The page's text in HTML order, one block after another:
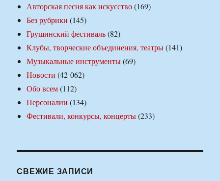
Авторская песня как искусство(169)
Без рубрики (145)
Грушинский фестиваль(82)
Клубы, творческие объединения, театры(141)
Музыкальные инструменты(69)
Новости (42 062)
Обо всем(112)
Персоналии (134)
Фестивали, конкурсы, концерты(233)
СВЕЖИЕ ЗАПИСИ